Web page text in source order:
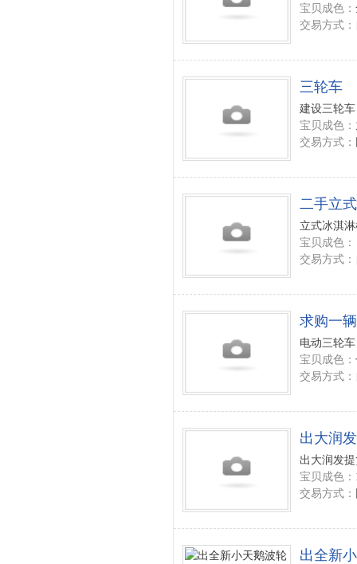
宝贝成色：
交易方式：
三轮车
建设三轮
宝贝成色：
交易方式：
二手立
立式冰淇
宝贝成色：
交易方式：
求购一
电动三轮
宝贝成色：
交易方式：
出大润
出大润发
宝贝成色：
交易方式：
出全新